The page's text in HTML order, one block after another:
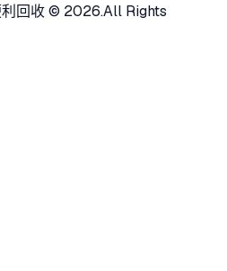
利回收 © 2026.All Rights